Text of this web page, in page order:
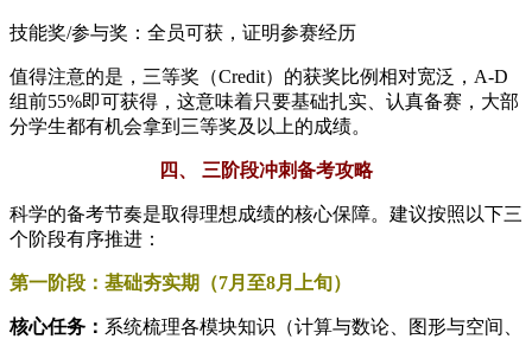
技能奖/参与奖：全员可获，证明参赛经历
值得注意的是，三等奖（Credit）的获奖比例相对宽泛，A-D
组前55%即可获得，这意味着只要基础扎实、认真备赛，大部
分学生都有机会拿到三等奖及以上的成绩。
四、 三阶段冲刺备考攻略
科学的备考节奏是取得理想成绩的核心保障。建议按照以下三
个阶段有序推进：
第一阶段：基础夯实期（7月至8月上旬）
核心任务： 系统梳理各模块知识（计算与数论、图形与空间、